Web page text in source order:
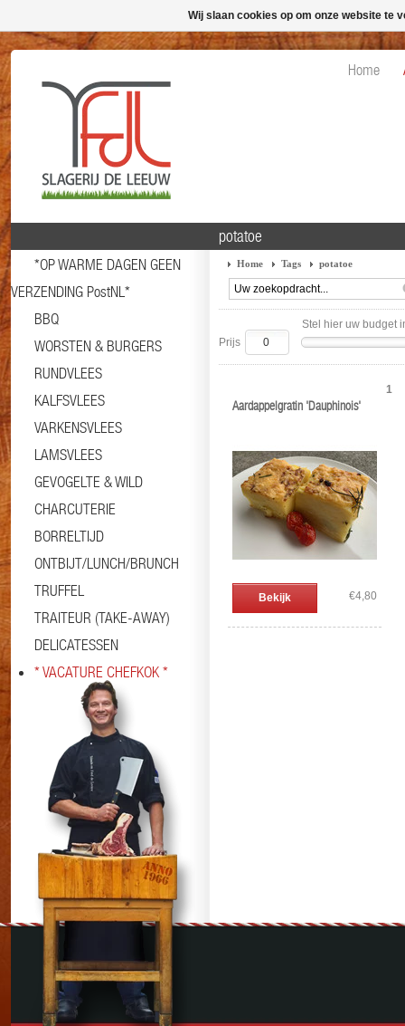
Home
*OP WARME DAGEN GEEN
VERZENDING PostNL*
BBQ
WORSTEN & BURGERS
RUNDVLEES
KALFSVLEES
VARKENSVLEES
LAMSVLEES
GEVOGELTE & WILD
CHARCUTERIE
BORRELTIJD
ONTBIJT/LUNCH/BRUNCH
TRUFFEL
TRAITEUR (TAKE-AWAY)
DELICATESSEN
* VACATURE CHEFKOK *
potatoe
Home Tags potatoe
Stel hier uw budget
Prijs
Aardappelgratin 'Dauphinois'
Bekijk €4,80
1
Wij slaan cookies op om onze website te